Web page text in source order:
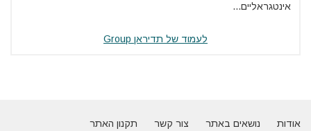
אינטגראליים...
לעמוד של תדיראן Group
אודות נושאים באתר צור קשר
תקנון האתר